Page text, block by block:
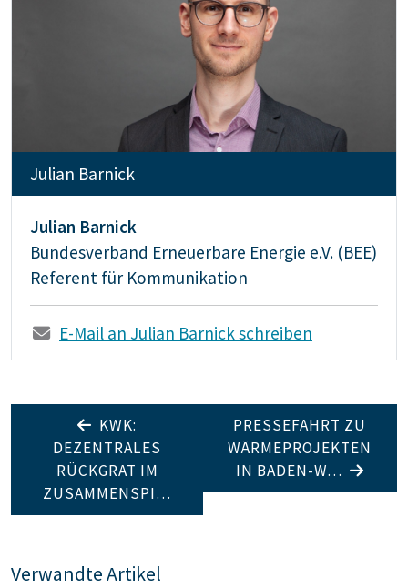
Julian Barnick
Julian Barnick
Bundesverband Erneuerbare Energie e.V. (BEE)
Referent für Kommunikation
E-Mail an Julian Barnick schreiben
KWK:
DEZENTRALES
RÜCKGRAT IM
ZUSAMMENSPI…
PRESSEFAHRT ZU
WÄRMEPROJEKTEN
IN BADEN-W…
Verwandte Artikel